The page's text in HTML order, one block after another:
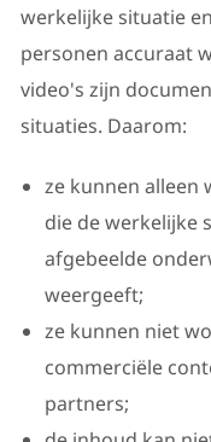
werkelijke situatie
personen accuraat
video's zijn
situaties. Daarom:
ze kunnen alleen
die de werkelijke
afgebeelde
weergeeft;
ze kunnen niet
commerciële
partners;